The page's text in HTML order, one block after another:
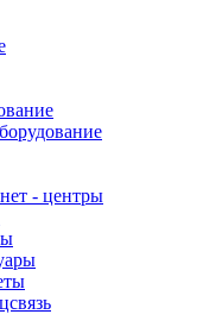
- центры